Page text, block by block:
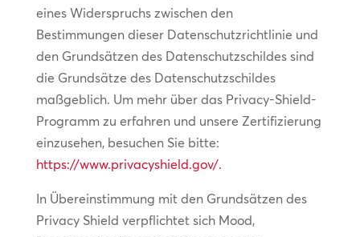
eines Widerspruchs zwischen den
Bestimmungen dieser Datenschutzrichtlinie und
den Grundsätzen des Datenschutzschildes sind
die Grundsätze des Datenschutzschildes
maßgeblich. Um mehr über das Privacy-Shield-
Programm zu erfahren und unsere Zertifizierung
einzusehen, besuchen Sie bitte:
https://www.privacyshield.gov/.
In Übereinstimmung mit den Grundsätzen des
Privacy Shield verpflichtet sich Mood,